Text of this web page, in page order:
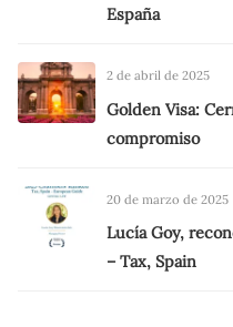
España
2 de abril de 2025
Golden Visa:
compromiso
20 de marzo de 2025
Lucía Goy,
– Tax, Spain